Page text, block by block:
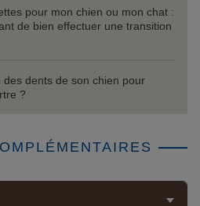
pour mon chien ou mon chat :
de bien effectuer une transition
dents de son chien pour
?